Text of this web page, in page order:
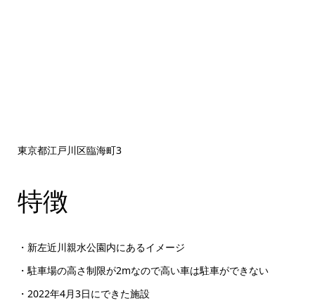
東京都江戸川区臨海町3
特徴
・新左近川親水公園内にあるイメージ
・駐車場の高さ制限が2mなので高い車は駐車ができない
・2022年4月3日にできた施設